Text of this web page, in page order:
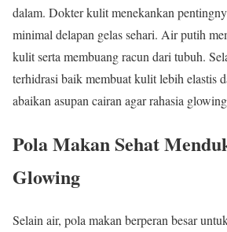
dalam. Dokter kulit menekankan
minimal delapan gelas sehari. Air putih
kulit serta membuang racun dari tubuh.
terhidrasi baik membuat kulit lebih elastis
abaikan asupan cairan agar rahasia
Pola Makan Sehat
Glowing
Selain air, pola makan berperan besar